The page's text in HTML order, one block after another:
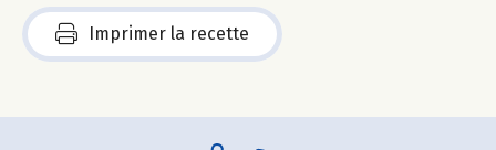
Imprimer la recette